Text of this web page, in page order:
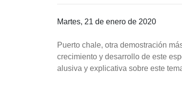
Martes, 21 de enero de 2020
Puerto chale, otra demostración
crecimiento y desarrollo de este
alusiva y explicativa sobre este